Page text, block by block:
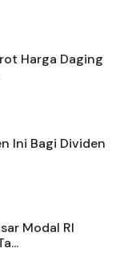
Harga Daging
Ini Bagi Dividen
Modal RI